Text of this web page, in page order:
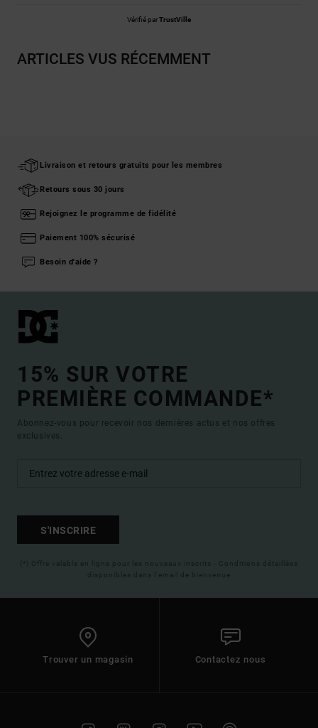
Vérifié parTrustVille
ARTICLES VUS RÉCEMMENT
Livraison et retours gratuits pour les membres
Retours sous 30 jours
Rejoignez le programme de fidélité
Paiement 100% sécurisé
Besoin d'aide ?
15% SUR VOTRE
PREMIÈRE COMMANDE*
Abonnez-vous pour recevoir nos dernières actus et nos offres
exclusives.
S'INSCRIRE
(*) Offre valable en ligne pour les nouveaux inscrits - Conditions détaillées
disponibles dans l'email de bienvenue
Trouver un magasin Contactez nous